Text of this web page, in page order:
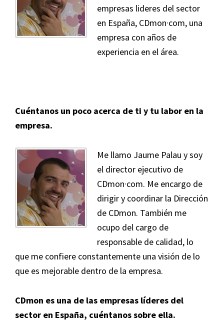
empresas lideres del sector
en España, CDmon·com, una
empresa con años de
experiencia en el área.
Cuéntanos un poco acerca de ti y tu labor en la
empresa.
Me llamo Jaume Palau y soy
el director ejecutivo de
CDmon·com. Me encargo de
dirigir y coordinar la Dirección
de CDmon. También me
ocupo del cargo de
responsable de calidad, lo
que me confiere constantemente una visión de lo
que es mejorable dentro de la empresa.
CDmon es una de las empresas líderes del
sector en España, cuéntanos sobre ella.